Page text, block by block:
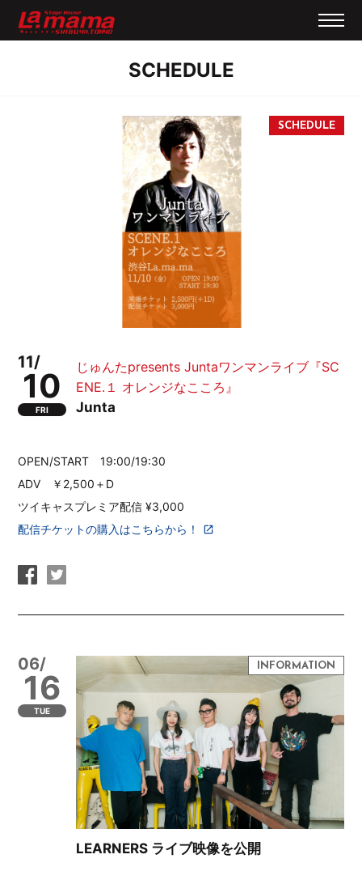
SCHEDULE
11/
10
FRI
じゅんたpresents Juntaワンマンライブ『SC
ENE.１ オレンジなこころ』
Junta
OPEN/START 19:00/19:30
ADV ￥2,500＋D
ツイキャスプレミア配信 ¥3,000
配信チケットの購入はこちらから！
06/
16
TUE
LEARNERS ライブ映像を公開